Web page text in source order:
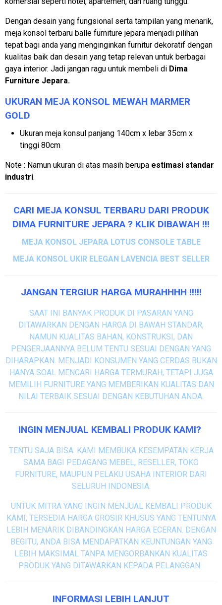
Dengan desain yang fungsional serta tampilan yang menarik,
meja konsol terbaru balle furniture jepara menjadi pilihan
tepat bagi anda yang menginginkan furnitur dekoratif dengan
kualitas baik dan desain yang tetap relevan untuk berbagai
gaya interior. Jadi jangan ragu untuk membeli di Dima
Furniture Jepara.
UKURAN MEJA KONSOL MEWAH MARMER
GOLD
Ukuran meja konsul panjang 140cm x lebar 35cm x
tinggi 80cm
Note : Namun ukuran di atas masih berupa estimasi standar
industri.
CARI MEJA KONSUL TERBARU DARI PRODUK
DIMA FURNITURE JEPARA ? KLIK DIBAWAH !!!
MEJA KONSOL JEPARA LOTUS CONSOLE TABLE
MEJA KONSOL UKIR ELEGAN LAVENCIA BEST SELLER
JANGAN TERGIUR HARGA MURAHHHH !!!!!
SAAT INI BANYAK PRODUK DI PASARAN YANG
DITAWARKAN DENGAN HARGA DI BAWAH STANDAR,
NAMUN KUALITAS BAHAN, KONSTRUKSI, DAN
PENGERJAANNYA BELUM TENTU SESUAI DENGAN YANG
DIHARAPKAN. MENJADI KONSUMEN YANG CERDAS BUKAN
HANYA SOAL MENCARI HARGA TERMURAH, TETAPI JUGA
MEMILIH FURNITURE YANG MEMBERIKAN KUALITAS DAN
NILAI TERBAIK SESUAI DENGAN KEBUTUHAN ANDA.
INGIN MENJUAL KEMBALI PRODUK KAMI?
TENTU SAJA BISA. KAMI MEMBUKA KESEMPATAN KERJA
SAMA BAGI PEDAGANG MEBEL, RESELLER, TOKO
FURNITURE, MAUPUN PELAKU USAHA INTERIOR DARI
SELURUH INDONESIA.
UNTUK MITRA YANG INGIN MENJUAL KEMBALI PRODUK
KAMI, TERSEDIA HARGA GROSIR KHUSUS YANG TENTUNYA
LEBIH MENARIK DIBANDINGKAN HARGA ECERAN. DENGAN
BEGITU, ANDA BISA MENDAPATKAN KEUNTUNGAN YANG
LEBIH MAKSIMAL TANPA MENGORBANKAN KUALITAS
PRODUK YANG DITAWARKAN KEPADA PELANGGAN.
INFORMASI LEBIH LANJUT